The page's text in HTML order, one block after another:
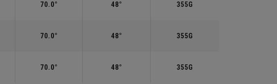
70.0° 48° 355G
70.0° 48° 355G
70.0° 48° 355G